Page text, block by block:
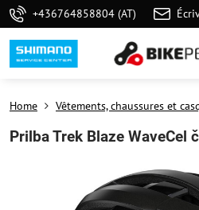
+436764858804 (AT)
Home Vêtements, chaussures et
Prilba Trek Blaze WaveCel